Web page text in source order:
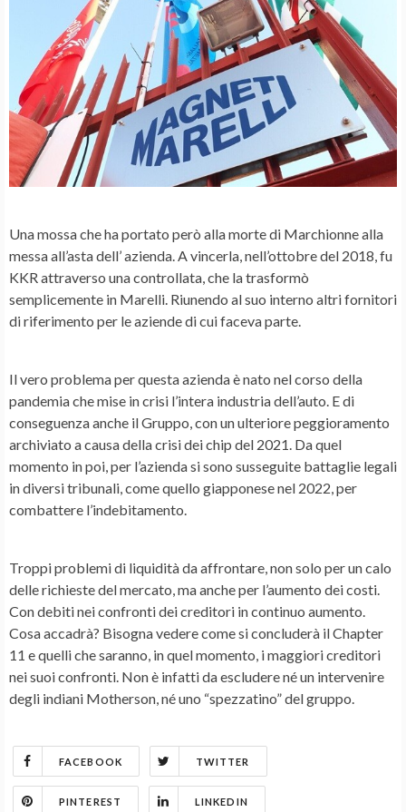
Una mossa che ha portato però alla morte di Marchionne alla
messa all’asta dell’ azienda. A vincerla, nell’ottobre del 2018, fu
KKR attraverso una controllata, che la trasformò
semplicemente in Marelli. Riunendo al suo interno altri fornitori
di riferimento per le aziende di cui faceva parte.
Il vero problema per questa azienda è nato nel corso della
pandemia che mise in crisi l’intera industria dell’auto. E di
conseguenza anche il Gruppo, con un ulteriore peggioramento
archiviato a causa dellacrisi dei chip del 2021. Da quel
momento in poi, per l’azienda si sono susseguite battaglie legali
in diversi tribunali, come quello giapponese nel 2022, per
combattere l’indebitamento.
Troppiproblemi di liquiditàda affrontare, non solo per un calo
delle richieste del mercato, ma anche per l’aumento dei costi.
Con debiti nei confronti dei creditori in continuo aumento.
Cosa accadrà? Bisogna vedere come si concluderà il Chapter
11 e quelli che saranno, in quel momento, i maggiori creditori
nei suoi confronti. Non è infatti da escludere né un intervenire
degli indiani Motherson, né uno “spezzatino” del gruppo.
FACEBOOK TWITTER
PINTEREST LINKEDIN